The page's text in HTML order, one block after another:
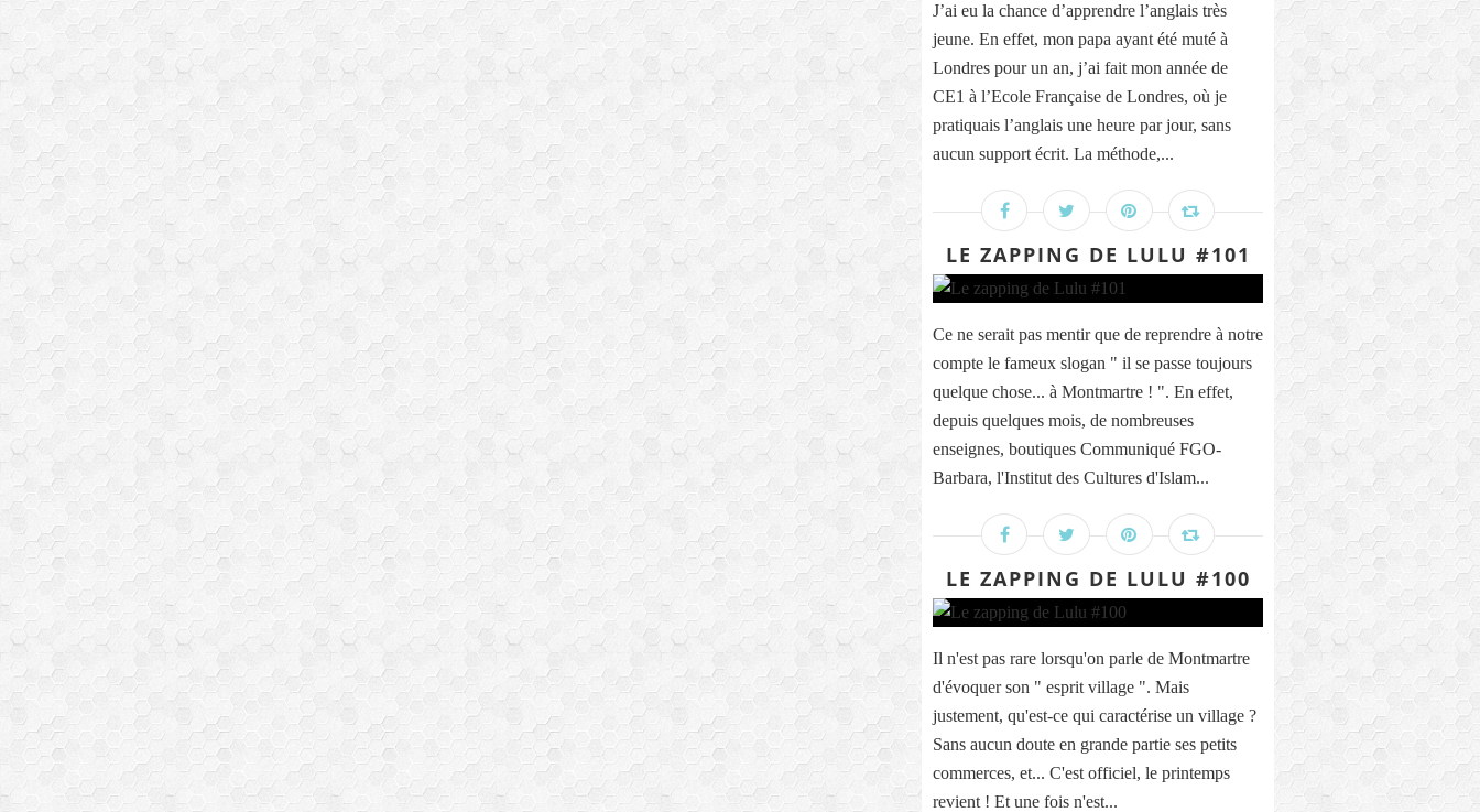
J’ai eu la chance d’apprendre l’anglais très
jeune. En effet, mon papa ayant été muté à
Londres pour un an, j’ai fait mon année de
CE1 à l’Ecole Française de Londres, où je
pratiquais l’anglais une heure par jour, sans
aucun support écrit. La méthode,...
LE ZAPPING DE LULU #101
Ce ne serait pas mentir que de reprendre à notre
compte le fameux slogan " il se passe toujours
quelque chose... à Montmartre ! ". En effet,
depuis quelques mois, de nombreuses
enseignes, boutiques Communiqué FGO-
Barbara, l'Institut des Cultures d'Islam...
LE ZAPPING DE LULU #100
Il n'est pas rare lorsqu'on parle de Montmartre
d'évoquer son " esprit village ". Mais
justement, qu'est-ce qui caractérise un village ?
Sans aucun doute en grande partie ses petits
commerces, et... C'est officiel, le printemps
revient ! Et une fois n'est...